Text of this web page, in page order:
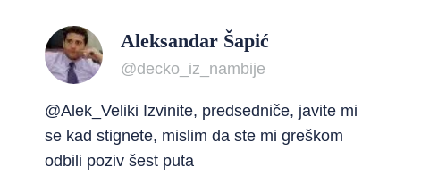
Aleksandar Šapić
@decko_iz_nambije
@Alek_Veliki Izvinite, predsedniče, javite mi
se kad stignete, mislim da ste mi greškom
odbili poziv šest puta